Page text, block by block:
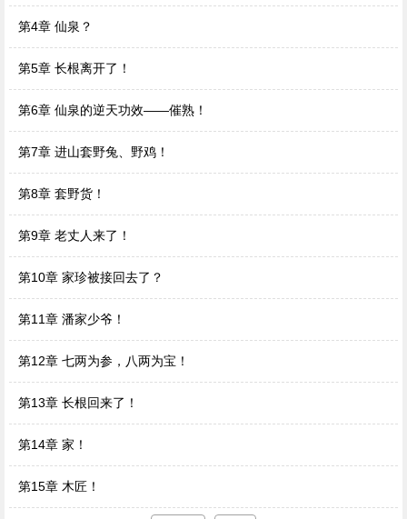
第4章 仙泉？
第5章 长根离开了！
第6章 仙泉的逆天功效——催熟！
第7章 进山套野兔、野鸡！
第8章 套野货！
第9章 老丈人来了！
第10章 家珍被接回去了？
第11章 潘家少爷！
第12章 七两为参，八两为宝！
第13章 长根回来了！
第14章 家！
第15章 木匠！